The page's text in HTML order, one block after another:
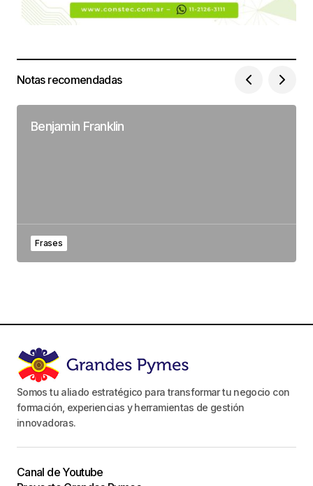
Notas recomendadas
Benjamin Franklin
Frases
Somos tu aliado estratégico para transformar tu negocio con
formación, experiencias y herramientas de gestión
innovadoras.
Canal de Youtube